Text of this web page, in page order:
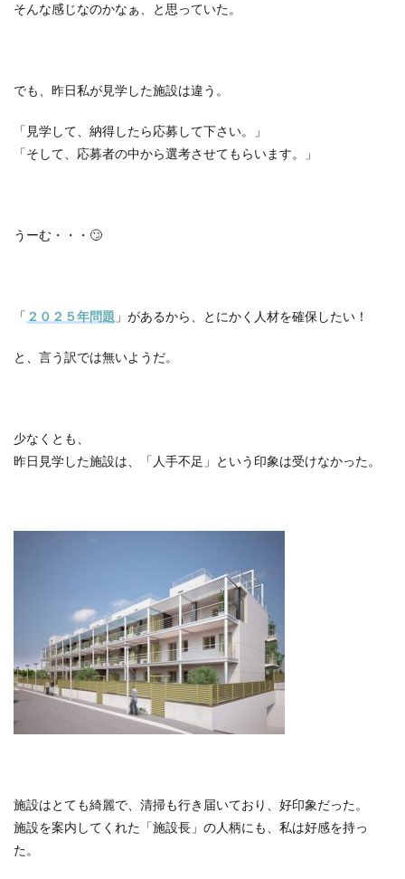
そんな感じなのかなぁ、と思っていた。
でも、昨日私が見学した施設は違う。
「見学して、納得したら応募して下さい。」
「そして、応募者の中から選考させてもらいます。」
うーむ・・・ 🙄
「 ２０２５年問題 」があるから、とにかく人材を確保したい！
と、言う訳では無いようだ。
少なくとも、
昨日見学した施設は、「人手不足」という印象は受けなかった。
施設はとても綺麗で、清掃も行き届いており、好印象だった。
施設を案内してくれた「施設長」の人柄にも、私は好感を持っ
た。